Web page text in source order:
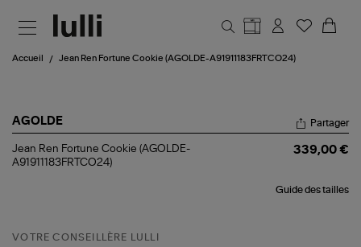
Accueil Jean Ren Fortune Cookie (AGOLDE-A91911183FRTCO24)
AGOLDE
Jean
Ren
Partager
Jean Ren Fortune Cookie (AGOLDE-
A91911183FRTCO24)
339,00 €
Guide des tailles
VOTRE CONSEILLÈRE LULLI